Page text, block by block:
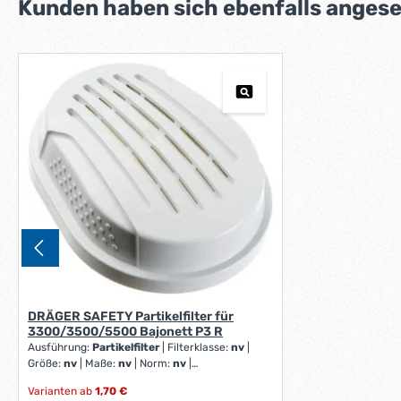
Kunden haben sich ebenfalls
DRÄGER SAFETY Partikelfilter für
3300/3500/5500 Bajonett P3 R
Ausführung:Partikelfilter Filterklasse:nv
Größe:nv Maße:nv Norm:nv |
Varianten ab 1,70 €